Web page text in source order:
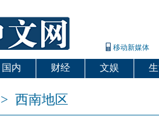
移动新媒体
国内 财经 文娱
> 西南地区